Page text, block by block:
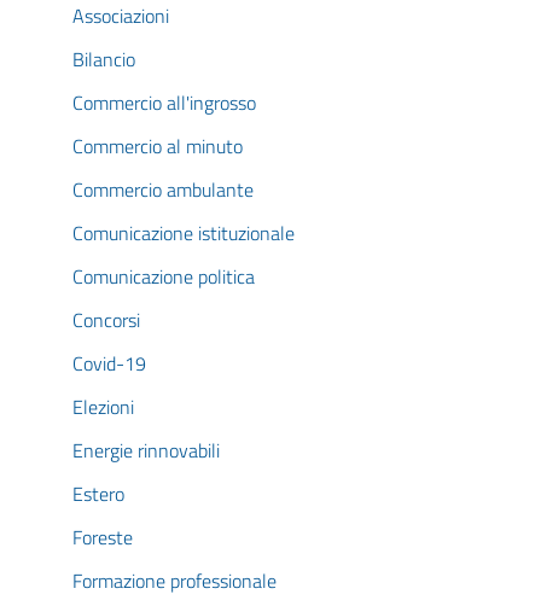
Associazioni
Bilancio
Commercio all'ingrosso
Commercio al minuto
Commercio ambulante
Comunicazione istituzionale
Comunicazione politica
Concorsi
Covid-19
Elezioni
Energie rinnovabili
Estero
Foreste
Formazione professionale